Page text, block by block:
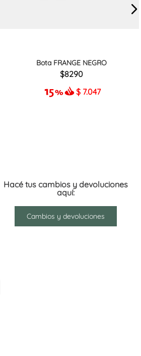
Bota FRANGE NEGRO
8290
$ 7.047
Hacé tus cambios y devoluciones
aquí:
Cambios y devoluciones